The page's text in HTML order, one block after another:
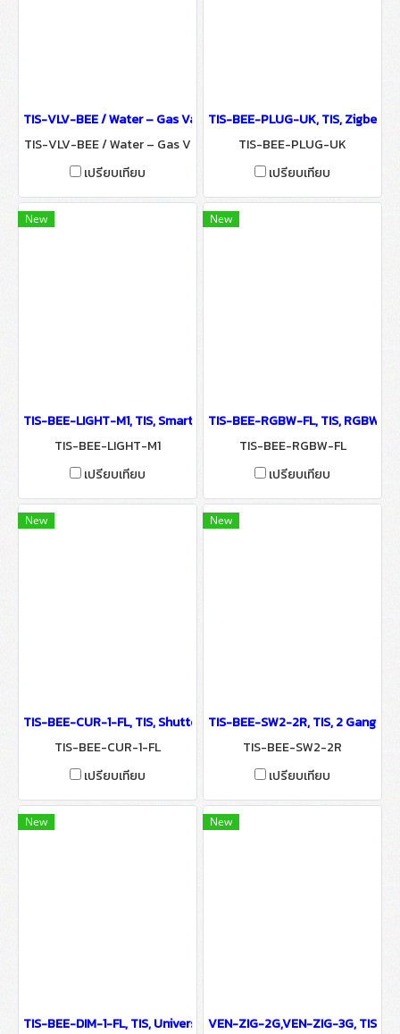
TIS-VLV-BEE / Water – Gas Valve, TIS, Smart Valve Controller -
TIS-VLV-BEE / Water – Gas V
alve
เปรียบเทียบ
TIS-BEE-PLUG-UK, TIS, Zigbee
TIS-BEE-PLUG-UK
เปรียบเทียบ
New
TIS-BEE-LIGHT-M1, TIS, Smart Light RGBW Light Bulb - IoT
TIS-BEE-LIGHT-M1
เปรียบเทียบ
New
TIS-BEE-RGBW-FL, TIS, RGBW
TIS-BEE-RGBW-FL
เปรียบเทียบ
New
TIS-BEE-CUR-1-FL, TIS, Shutter / Curtain Controller Module -
TIS-BEE-CUR-1-FL
เปรียบเทียบ
New
TIS-BEE-SW2-2R, TIS, 2 Gang
TIS-BEE-SW2-2R
เปรียบเทียบ
New
TIS-BEE-DIM-1-FL, TIS, Universal Dimmer Module - IoT Smart
New
VEN-ZIG-2G,VEN-ZIG-3G, TIS,